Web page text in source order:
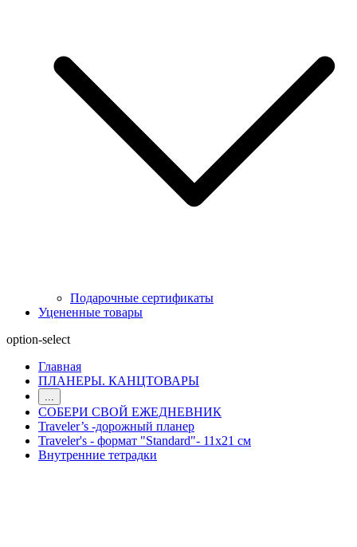
Подарочные сертификаты
Уцененные товары
option-select
Главная
ПЛАНЕРЫ. КАНЦТОВАРЫ
СОБЕРИ СВОЙ ЕЖЕДНЕВНИК
Traveler’s -дорожный планер
Traveler's - формат "Standard"- 11х21 см
Внутренние тетрадки